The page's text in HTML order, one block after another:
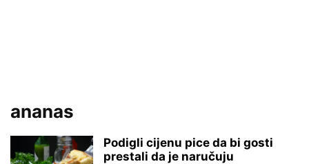
ananas
Podigli cijenu pice da bi gosti
prestali da je naručuju